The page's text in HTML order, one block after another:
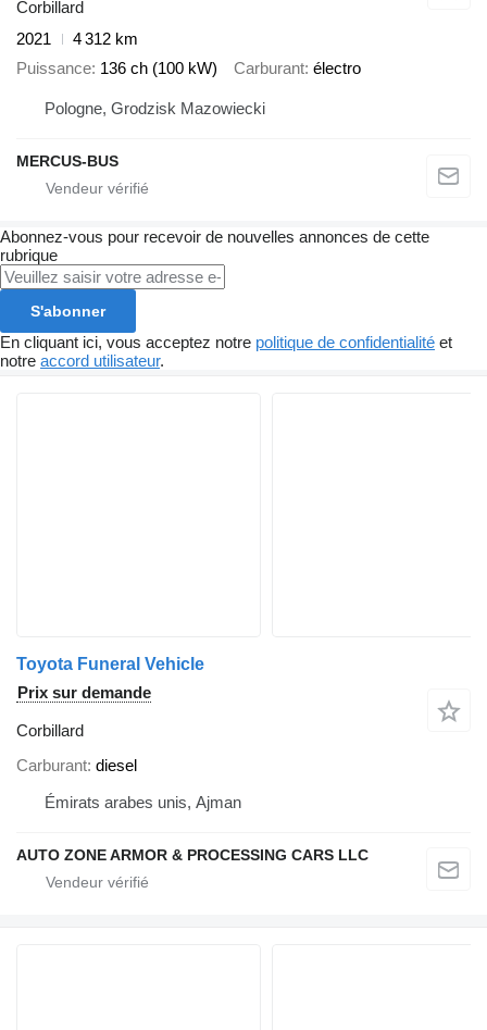
Corbillard
2021
4 312 km
Puissance 136 ch (100 kW) Carburant électro
Pologne, Grodzisk Mazowiecki
MERCUS-BUS
Abonnez-vous pour recevoir de nouvelles annonces de cette
rubrique
S'abonner
En cliquant ici, vous acceptez notre politique de confidentialité et
notre accord utilisateur.
Toyota Funeral Vehicle
Prix sur demande
Corbillard
Carburant diesel
Émirats arabes unis, Ajman
AUTO ZONE ARMOR & PROCESSING CARS LLC